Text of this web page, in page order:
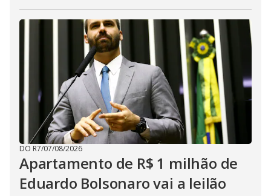
DO R7/07/08/2026
Apartamento de R$ 1 milhão de
Eduardo Bolsonaro vai a leilão